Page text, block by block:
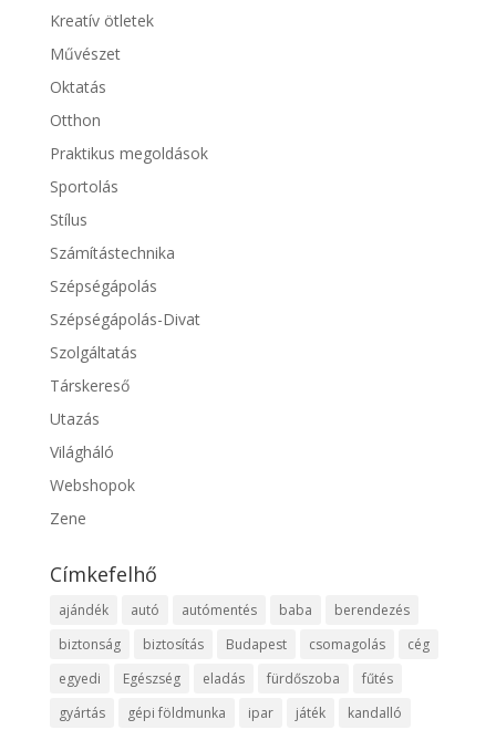
Kreatív ötletek
Művészet
Oktatás
Otthon
Praktikus megoldások
Sportolás
Stílus
Számítástechnika
Szépségápolás
Szépségápolás-Divat
Szolgáltatás
Társkereső
Utazás
Világháló
Webshopok
Zene
Címkefelhő
ajándék autó autómentés baba
berendezés
biztonság
biztosítás Budapest csomagolás
cég
egyedi
Egészség eladás fürdőszoba
fűtés
gyártás
gépi földmunka ipar játék kandalló